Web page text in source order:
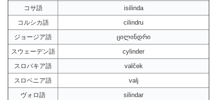
コサ語
isilinda
コルシカ語
cilindru
ジョージア語
ცილინდრი
スウェーデン語
cylinder
スロバキア語
valček
スロベニア語
valj
ヴォロ語
silindar